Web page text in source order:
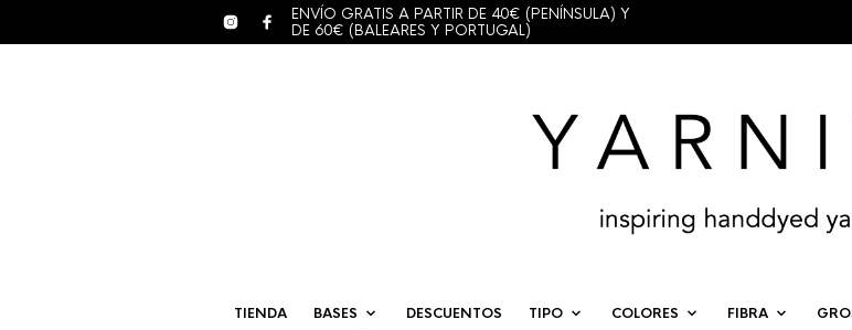
ENVÍO GRATIS A PARTIR DE 40€ (PENÍNSULA) Y
DE 60€ (BALEARES Y PORTUGAL)
TIENDA BASES DESCUENTOS TIPO COLORES FIBRA